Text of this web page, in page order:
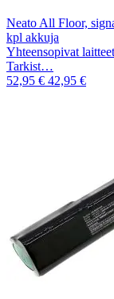
Neato All Floor,
kpl akkuja
Yhteensopivat
Tarkist…
52,95 € 42,95 €